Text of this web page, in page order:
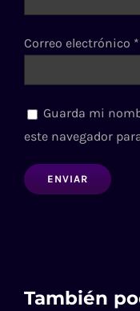
Correo electrónico *
Guarda mi
este navegador
También